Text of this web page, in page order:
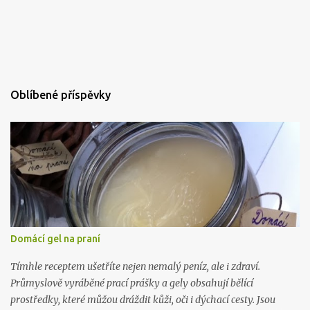
Oblíbené příspěvky
Domácí gel na praní
Tímhle receptem ušetříte nejen nemalý peníz, ale i zdraví.
Průmyslově vyráběné prací prášky a gely obsahují bělící
prostředky, které můžou dráždit kůži, oči i dýchací cesty. Jsou